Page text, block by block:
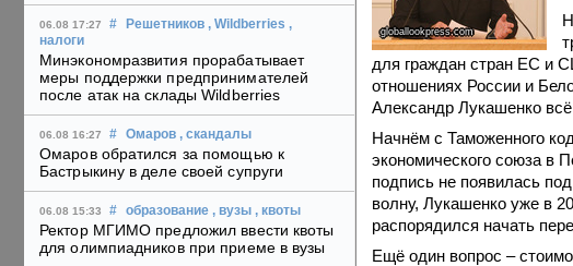
06.08 17:27 # Решетников , Wildberries ,
налоги
Минэкономразвития прорабатывает
меры поддержки предпринимателей
после атак на склады Wildberries
06.08 16:27 # Омаров , скандалы
Омаров обратился за помощью к
Бастрыкину в деле своей супруги
06.08 15:33 # образование , вузы , квоты
Ректор МГИМО предложил ввести квоты
для олимпиадников при приеме в вузы
globallookpress.com
для граждан стран ЕС и
отношениях России и
Александр Лукашенко
Начнём с Таможенного
экономического союза в
подпись не появилась
волну, Лукашенко уже в
распорядился начать
Ещё один вопрос –